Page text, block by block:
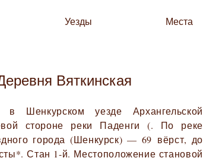
Уезды Места
Вяткинская
Шенкурском уезде Архангельской
стороне реки Паденги (. По реке
города (Шенкурск) — 69 вёрст, до
Стан 1-й. Местоположение становой